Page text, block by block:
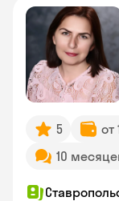
5
от
10